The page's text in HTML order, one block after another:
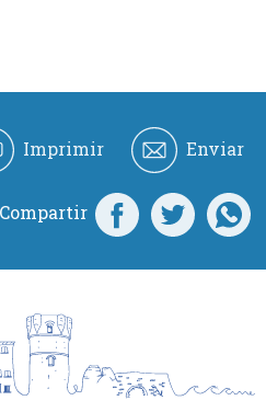
Imprimir Enviar
Compartir